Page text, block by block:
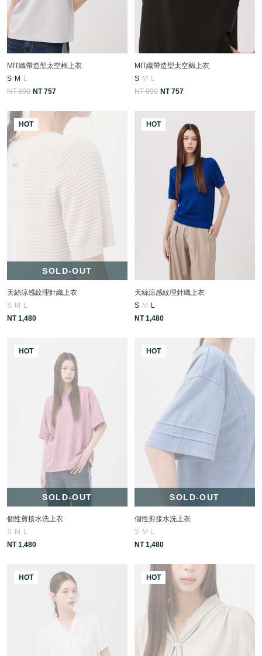
MIT織帶造型太空棉上衣
S M
L
NT 890 NT 757
MIT織帶造型太空棉上衣
S M
L
NT 890 NT 757
SOLD-OUT
HOT
天絲涼感紋理針織上衣
S M L
NT 1,480
HOT
天絲涼感紋理針織上衣
S M L
NT 1,480
SOLD-OUT
HOT
個性剪接水洗上衣
S M
L
NT 1,480
SOLD-OUT
HOT
個性剪接水洗上衣
S M
L
NT 1,480
HOT HOT